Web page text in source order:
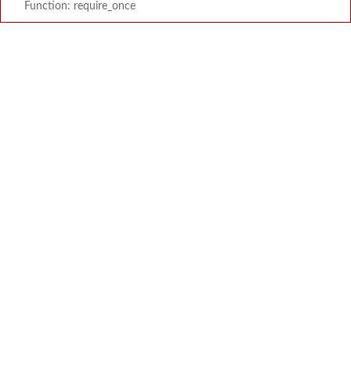
Function: require_once